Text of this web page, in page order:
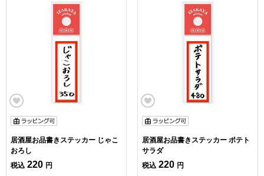
居酒屋お品書きステッカー じゃこ
おろし
税込 220 円
居酒屋お品書きステッカー ポテト
サラダ
税込 220 円